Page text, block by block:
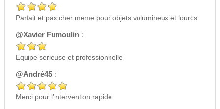
Parfait et pas cher meme pour objets volumineux et lourds
@Xavier Fumoulin :
Equipe serieuse et professionnelle
@André45 :
Merci pour l'intervention rapide